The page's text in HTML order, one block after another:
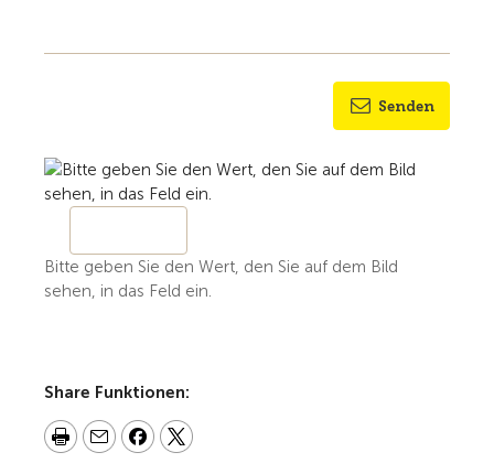
Senden
Bitte geben Sie den Wert, den Sie auf dem Bild
sehen, in das Feld ein.
Share Funktionen: